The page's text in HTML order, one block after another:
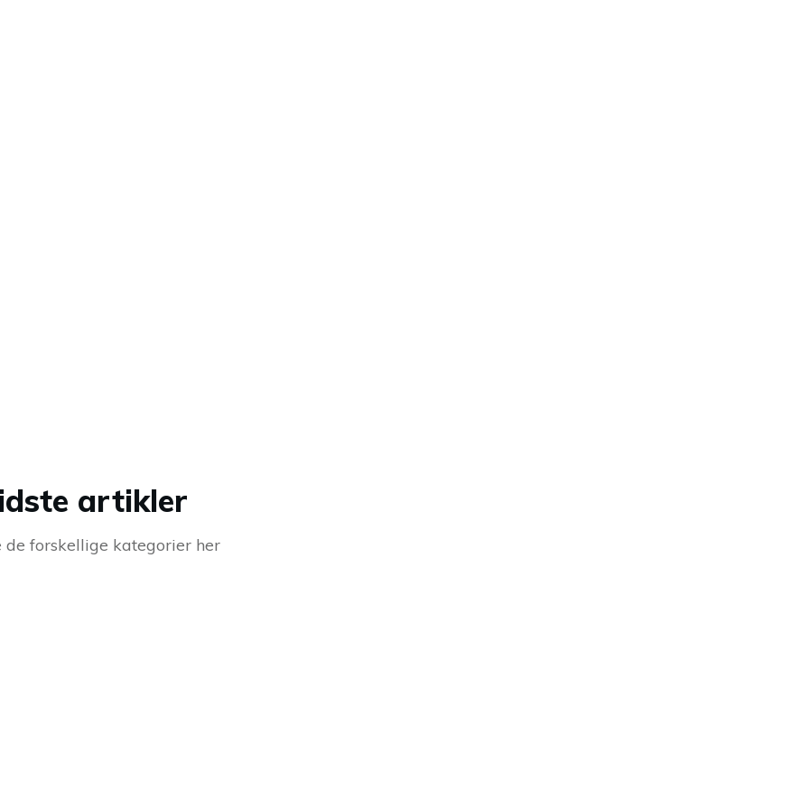
artikler
de forskellige kategorier her